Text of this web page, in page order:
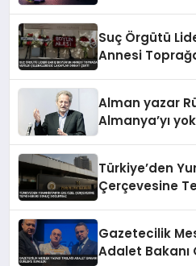
Suç Örgütü
Annesi
Alman yazar
Almanya’yı
Türkiye’den
Çerçevesine
Gazetecilik
Adalet Bakanı